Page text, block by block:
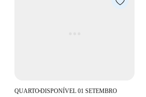
QUARTO■DISPONÍVEL 01 SETEMBRO